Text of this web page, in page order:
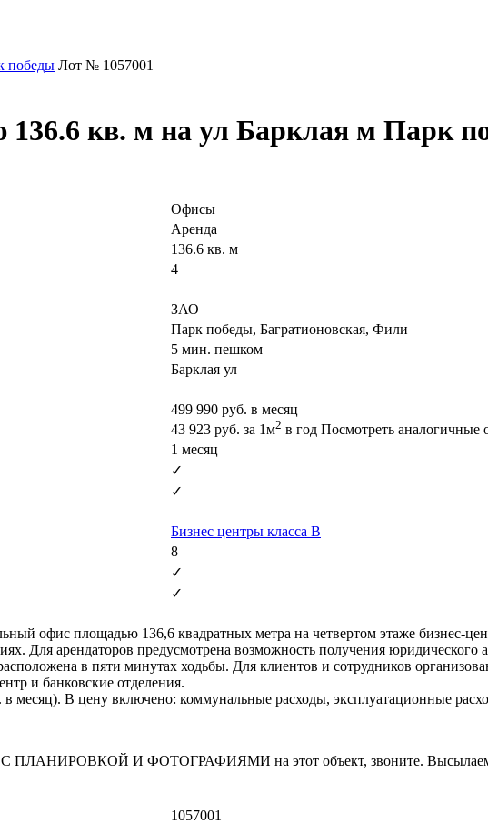
победы Лот № 1057001
кв. м на ул Барклая м Парк
Офисы
Аренда
136.6 кв. м
4
ЗАО
Парк победы, Багратионовская, Фили
5 мин. пешком
Барклая ул
499 990 руб. в месяц
43 923 руб. за 1м2 в год Посмотреть аналогичные
1 месяц
✓
✓
Бизнес центры класса B
8
✓
✓
офис площадью 136,6 квадратных метра на четвертом этаже бизнес-
Для арендаторов предусмотрена возможность получения юридического
в пяти минутах ходьбы. Для клиентов и сотрудников
и банковские отделения.
месяц). В цену включено: коммунальные расходы, эксплуатационные
И ФОТОГРАФИЯМИ на этот объект, звоните. Высылаем в
1057001